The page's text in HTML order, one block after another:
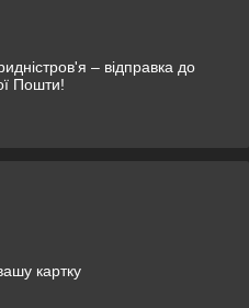
– відправка до
Пошти!
картку